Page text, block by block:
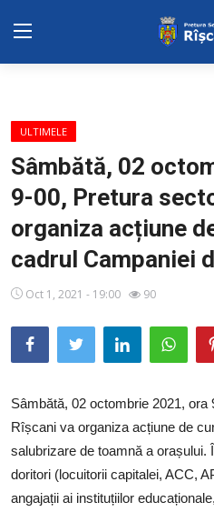
Harta sect. Riscani
DISPOZITIILE PRETORULUI
Adresa: str. Kiev 3 | tel: +373
98 | mail:
ADMINISTRAŢIA
Transparența
Sectorul Rîșcani
Căutați pe Internet
ULTIMELE
Sâmbătă, 02
9-00, Pretura
organiza acțiune
cadrul Campaniei
Oct 1, 2021 - 19:00 90
Sâmbătă, 02 octombrie 2021, ora
Rîșcani va organiza acțiune de
salubrizare de toamnă a
doritori (locuitorii capitalei, ACC,
angajații ai instituțiilor